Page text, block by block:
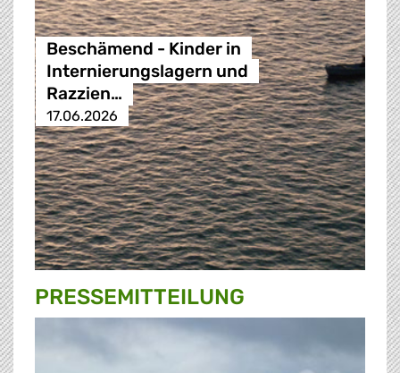
Beschämend - Kinder in
Internierungslagern und
Razzien…
17.06.2026
PRESSE­MITTEILUNG